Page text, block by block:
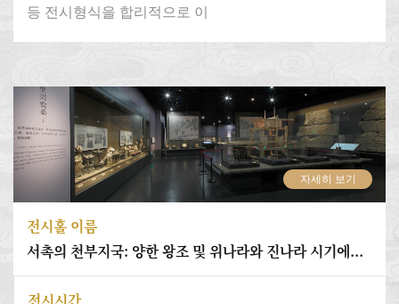
등 전시형식을 합리적으로 이
자세히 보기
전시홀 이름
서촉의 천부지국: 양한 왕조 및 위나라와 진나라 시기에...